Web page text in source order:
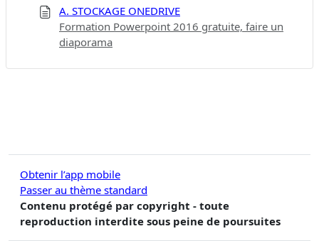
A. STOCKAGE ONEDRIVE
Formation Powerpoint 2016 gratuite, faire un
diaporama
Obtenir l’app mobile
Passer au thème standard
Contenu protégé par copyright - toute
reproduction interdite sous peine de poursuites